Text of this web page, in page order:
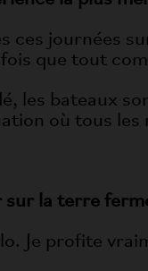
ces journées
que tout
les bateaux
où tous
la terre
Je profite